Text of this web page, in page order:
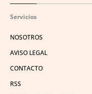
Servicios
NOSOTROS
AVISO LEGAL
CONTACTO
RSS